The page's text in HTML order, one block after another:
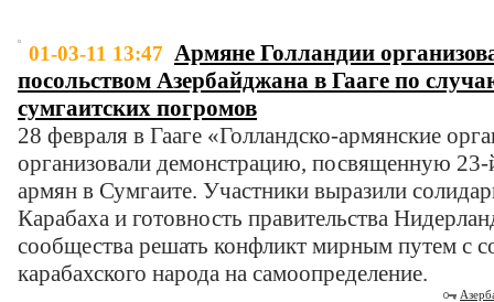
01-03-11 13:47 Армяне Голландии
посольством Азербайджана в Гааге по
сумгаитских погромов
28 февраля в Гааге «Голландско-армянские
организовали демонстрацию, посвященную
армян в Сумгаите. Участники выразили
Карабаха и готовность правительства
сообщества решать конфликт мирным путем с
карабахского народа на самоопределение.